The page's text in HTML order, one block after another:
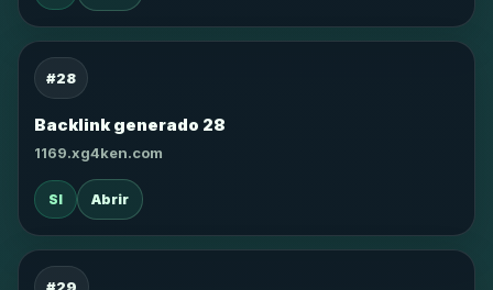
#28
Backlink generado 28
1169.xg4ken.com
SI Abrir